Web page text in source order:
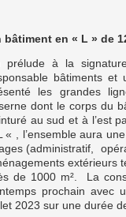
bâtiment en « L » de
prélude à la
bâtiments et
les grandes
dont le corps du
au sud et à l’est
« , l’ensemble aura
(administratif,
extérieurs
de 1000 m². La
prochain avec
2023 sur une durée